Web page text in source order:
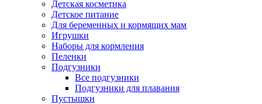
Детская косметика
Детское питание
Для беременных и кормящих мам
Игрушки
Наборы для кормления
Пеленки
Подгузники
Все подгузники
Подгузники для плавания
Пустышки